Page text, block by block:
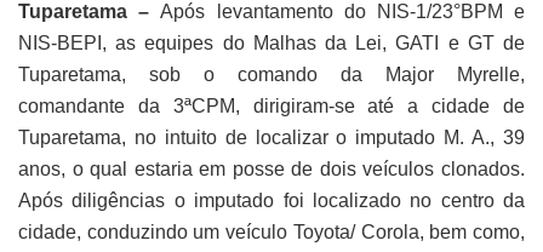
Tuparetama – Após levantamento do NIS-1/23°BPM e
NIS-BEPI, as equipes do Malhas da Lei, GATI e GT de
Tuparetama, sob o comando da Major Myrelle,
comandante da 3ªCPM, dirigiram-se até a cidade de
Tuparetama, no intuito de localizar o imputado M. A., 39
anos, o qual estaria em posse de dois veículos clonados.
Após diligências o imputado foi localizado no centro da
cidade, conduzindo um veículo Toyota/ Corola, bem como,